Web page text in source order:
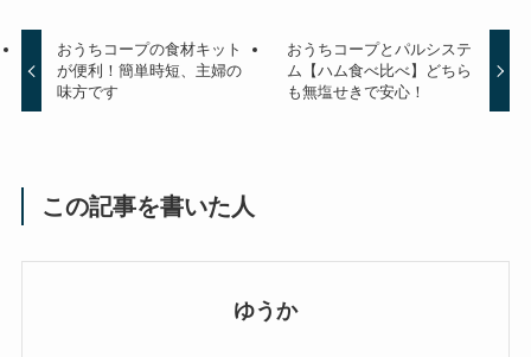
おうちコープの食材キット
が便利！簡単時短、主婦の
味方です
おうちコープとパルシステ
ム【ハム食べ比べ】どちら
も無塩せきで安心！
この記事を書いた人
ゆうか